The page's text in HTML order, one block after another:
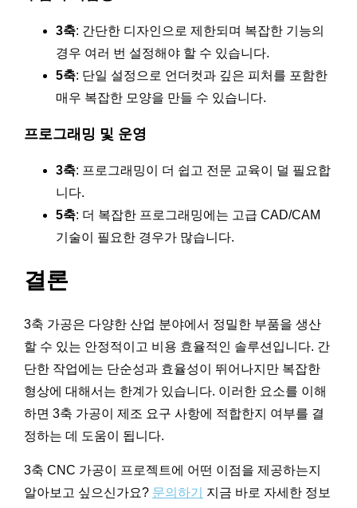
3축: 간단한 디자인으로 제한되며 복잡한 기능의
경우 여러 번 설정해야 할 수 있습니다.
5축: 단일 설정으로 언더컷과 깊은 피처를 포함한
매우 복잡한 모양을 만들 수 있습니다.
프로그래밍 및 운영
3축: 프로그래밍이 더 쉽고 전문 교육이 덜 필요합
니다.
5축: 더 복잡한 프로그래밍에는 고급 CAD/CAM
기술이 필요한 경우가 많습니다.
결론
3축 가공은 다양한 산업 분야에서 정밀한 부품을 생산
할 수 있는 안정적이고 비용 효율적인 솔루션입니다. 간
단한 작업에는 단순성과 효율성이 뛰어나지만 복잡한
형상에 대해서는 한계가 있습니다. 이러한 요소를 이해
하면 3축 가공이 제조 요구 사항에 적합한지 여부를 결
정하는 데 도움이 됩니다.
3축 CNC 가공이 프로젝트에 어떤 이점을 제공하는지
알아보고 싶으신가요? 문의하기
지금 바로 자세한 정보